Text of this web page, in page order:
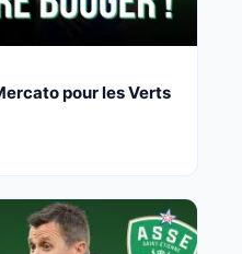
pour les Verts